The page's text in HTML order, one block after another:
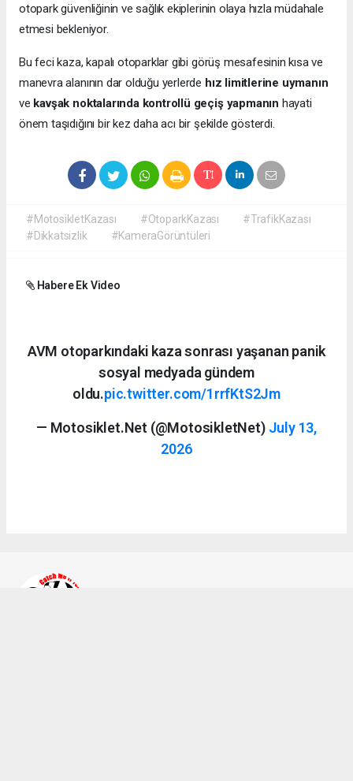
otopark güvenliğinin ve sağlık ekiplerinin olaya hızla müdahale
etmesi bekleniyor.
Bu feci kaza, kapalı otoparklar gibi görüş mesafesinin kısa ve
manevra alanının dar olduğu yerlerde hız limitlerine uymanın
ve kavşak noktalarında kontrollü geçiş yapmanın hayati
önem taşıdığını bir kez daha acı bir şekilde gösterdi.
#MotosikletKazası #OtoparkKazası
#TrafikKazası
#Dikkatsizlik
#KameraGörüntüleri
Habere Ek Video
AVM otoparkındaki kaza sonrası yaşanan panik
sosyal medyada gündem
oldu.pic.twitter.com/1rrfKtS2Jm
— Motosiklet.Net (@MotosikletNet) July 13,
2026